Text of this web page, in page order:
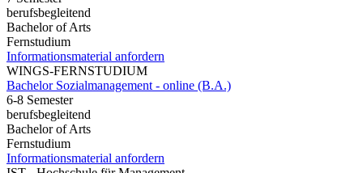
berufsbegleitend
Bachelor of Arts
Fernstudium
Informationsmaterial anfordern
WINGS-FERNSTUDIUM
Bachelor Sozialmanagement - online (B.A.)
6-8 Semester
berufsbegleitend
Bachelor of Arts
Fernstudium
Informationsmaterial anfordern